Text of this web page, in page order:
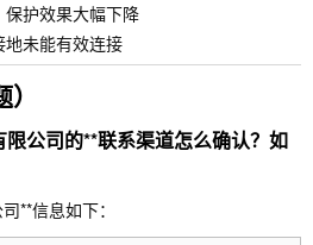
护效果大幅下降
未能有效连接
公司的**联系渠道怎么确认？如
**信息如下：